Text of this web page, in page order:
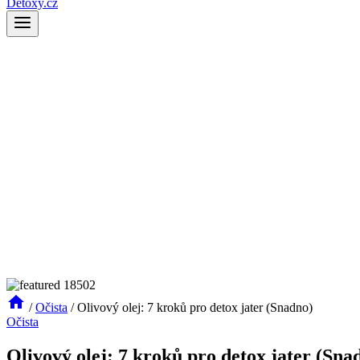
Detoxy.cz
/ Očista / Olivový olej: 7 kroků pro detox jater (Snadno)
Očista